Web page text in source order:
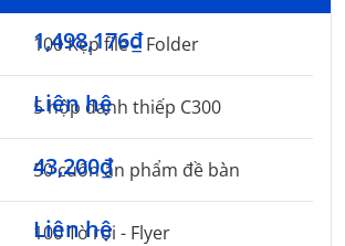
100 Kẹp file – Folder
1,498,176₫
5 hộp danh thiếp C300
Liên hệ
50 cuốn ấn phẩm đề bàn
43,200₫
100 Tờ rơi - Flyer
Liên hệ